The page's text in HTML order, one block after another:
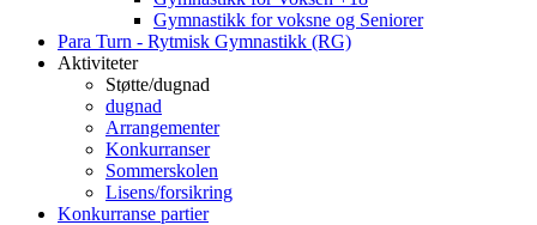
Gymnastikk for voksne og Seniorer
Para Turn - Rytmisk Gymnastikk (RG)
Aktiviteter
Støtte/dugnad
dugnad
Arrangementer
Konkurranser
Sommerskolen
Lisens/forsikring
Konkurranse partier